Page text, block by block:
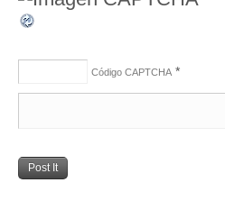
Código CAPTCHA *